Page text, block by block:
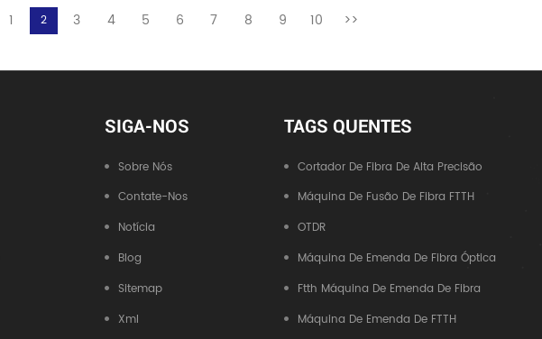
1 2 3 4 5 6 7 8 9 10 >>
SIGA-NOS
Sobre Nós
Contate-Nos
Notícia
Blog
Sitemap
Xml
TAGS QUENTES
Cortador De Fibra De Alta Precisão
Máquina De Fusão De Fibra FTTH
OTDR
Máquina De Emenda De Fibra Óptica
Ftth Máquina De Emenda De Fibra
Máquina De Emenda De FTTH